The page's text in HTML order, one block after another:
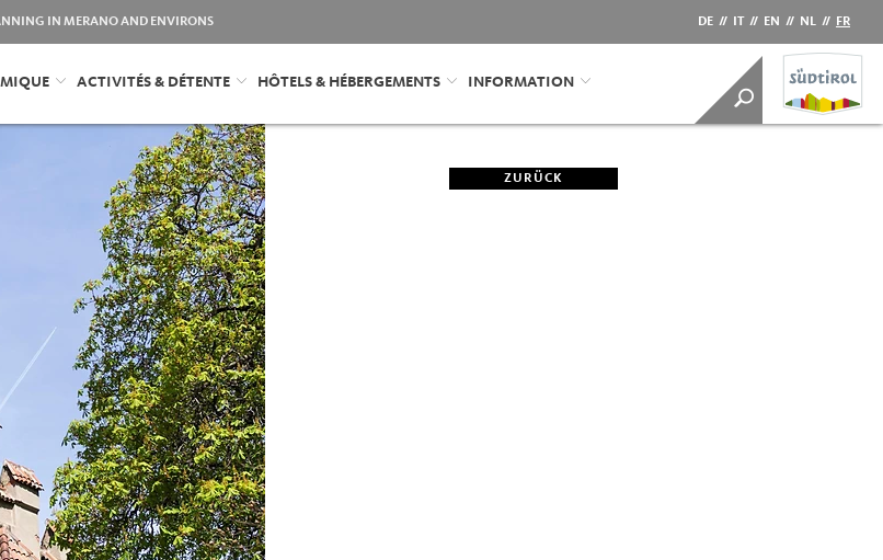
IN MERANO AND ENVIRONS DE // IT // EN // NL // FR
ACTIVITÉS & DÉTENTE HÔTELS & HÉBERGEMENTS INFORMATION
ZURÜCK